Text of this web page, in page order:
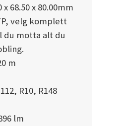
x 68.50 x 80.00mm
velg komplett
du motta alt du
m
R10, R148
lm